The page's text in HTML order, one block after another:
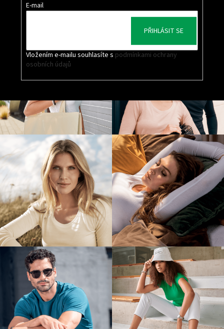
E-mail
Vložením e-mailu souhlasíte s podmínkami ochrany
osobních údajů
PŘIHLÁSIT SE